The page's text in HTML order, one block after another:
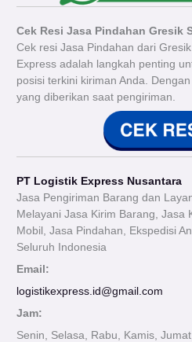
Cek Resi Jasa Pindahan Gresik
Cek resi Jasa Pindahan dari
Express adalah langkah penting
posisi terkini kiriman Anda.
yang diberikan saat pengiriman.
PT Logistik Express Nusantara
Jasa Pengiriman Barang dan
Melayani Jasa Kirim Barang, Jasa
Mobil, Jasa Pindahan, Ekspedisi
Seluruh Indonesia
Email:
logistikexpress.id@gmail.com
Jam:
Senin, Selasa, Rabu, Kamis,